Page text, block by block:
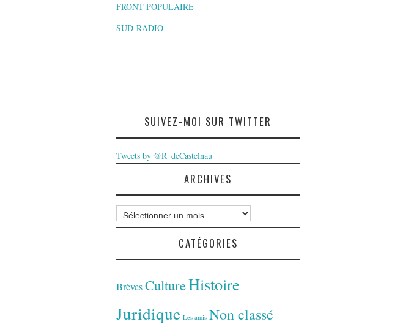
FRONT POPULAIRE
SUD-RADIO
SUIVEZ-MOI SUR TWITTER
Tweets by @R_deCastelnau
ARCHIVES
Archives
CATÉGORIES
BrèvesCultureHistoire
Juridique Les amis Non classé